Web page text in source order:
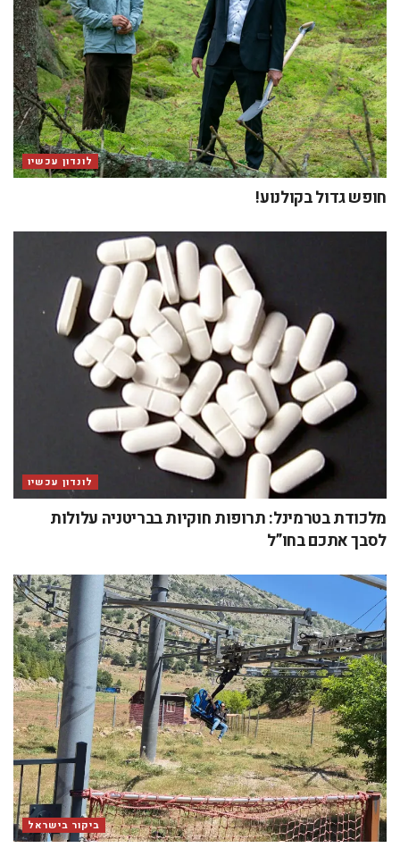
לונדון עכשיו
חופש גדול בקולנוע!
לונדון עכשיו
מלכודת בטרמינל: תרופות חוקיות בבריטניה עלולות
לסבך אתכם בחו”ל
ביקור בישראל